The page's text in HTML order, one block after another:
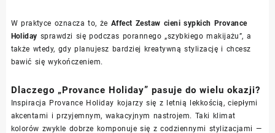
W praktyce oznacza to, że Affect Zestaw cieni sypkich Provance
Holiday sprawdzi się podczas porannego „szybkiego makijażu”, a
także wtedy, gdy planujesz bardziej kreatywną stylizację i chcesz
bawić się wykończeniem.
Dlaczego „Provance Holiday” pasuje do wielu okazji?
Inspiracja Provance Holiday kojarzy się z letnią lekkością, ciepłymi
akcentami i przyjemnym, wakacyjnym nastrojem. Taki klimat
kolorów zwykle dobrze komponuje się z codziennymi stylizacjami —